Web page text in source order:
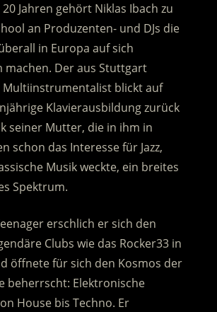
Jahren gehört Niklas Ibach zu
an Produzenten- und DJs die
in Europa auf sich
machen. Der aus Stuttgart
blickt auf
Klavierausbildung zurück
seiner Mutter, die in ihm in
schon das Interesse für Jazz,
Musik weckte, ein breites
Spektrum.
erschlich er sich den
Clubs wie das Rocker33 in
öffnete für sich den Kosmos der
beherrscht: Elektronische
House bis Techno. Er